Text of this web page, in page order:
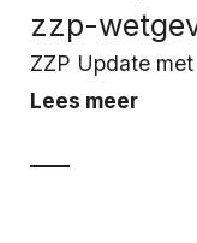
zzp-
Lees meer